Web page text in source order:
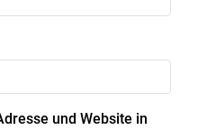
und Website in